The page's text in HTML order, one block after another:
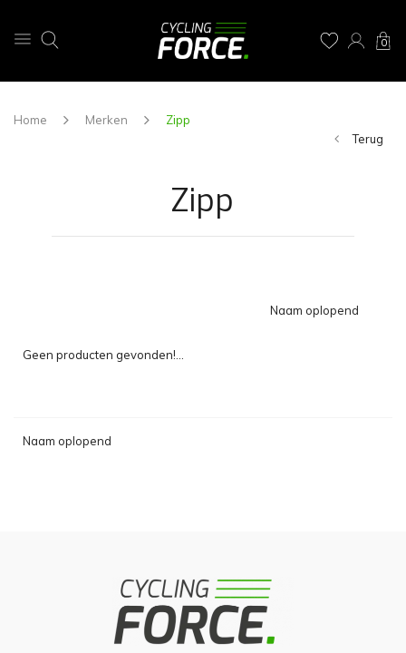
0
Home Merken
Zipp
Terug
Zipp
Naam oplopend
Geen producten gevonden!...
Naam oplopend